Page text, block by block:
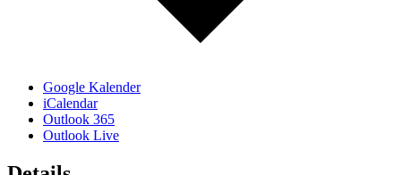
Google Kalender
iCalendar
Outlook 365
Outlook Live